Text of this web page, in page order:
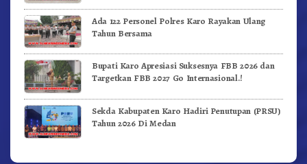
Ada 122 Personel Polres Karo Rayakan Ulang
Tahun Bersama
Bupati Karo Apresiasi Suksesnya FBB 2026 dan
Targetkan FBB 2027 Go Internasional.!
Sekda Kabupaten Karo Hadiri Penutupan (PRSU)
Tahun 2026 Di Medan